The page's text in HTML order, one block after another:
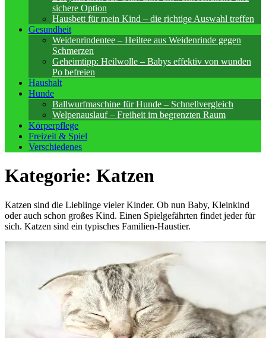
sichere Option
Hausbett für mein Kind – die richtige Auswahl treffen
Gesundheit
Weidenrindentee – Heiltee aus Weidenrinde gegen
Schmerzen
Geheimtipp: Heilwolle – Babys effektiv von wunden
Po befreien
Haushalt
Hunde
Ballwurfmaschine für Hunde – Schnellvergleich
Welpenauslauf – Freiheit im begrenzten Raum
Körperpflege
Freizeit & Spiel
Verschiedenes
Kategorie: Katzen
Katzen sind die Lieblinge vieler Kinder. Ob nun Baby, Kleinkind
oder auch schon großes Kind. Einen Spielgefährten findet jeder für
sich. Katzen sind ein typisches Familien-Haustier.